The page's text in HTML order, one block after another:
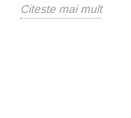
Citeste mai mult